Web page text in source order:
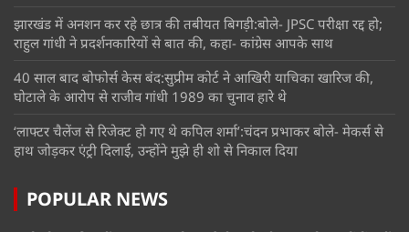
झारखंड में अनशन कर रहे छात्र की तबीयत बिगड़ी:बोले- JPSC परीक्षा रद्द हो;
राहुल गांधी ने प्रदर्शनकारियों से बात की, कहा- कांग्रेस आपके साथ
40 साल बाद बोफोर्स केस बंद:सुप्रीम कोर्ट ने आखिरी याचिका खारिज की,
घोटाले के आरोप से राजीव गांधी 1989 का चुनाव हारे थे
‘लाफ्टर चैलेंज से रिजेक्ट हो गए थे कपिल शर्मा’:चंदन प्रभाकर बोले- मेकर्स से
हाथ जोड़कर एंट्री दिलाई, उन्होंने मुझे ही शो से निकाल दिया
POPULAR NEWS